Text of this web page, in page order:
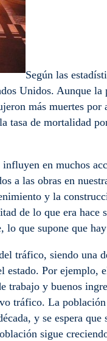
Según las
Unidos. Aunque
más muertes
tasa de mortalidad
en muchos
a las obras en
y la
de lo que era
que supone que
tráfico, siendo una
Por ejemplo,
trabajo y buenos
tráfico. La
y se espera
sigue